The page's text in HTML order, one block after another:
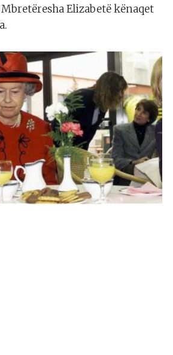
Elizabetë kënaqet